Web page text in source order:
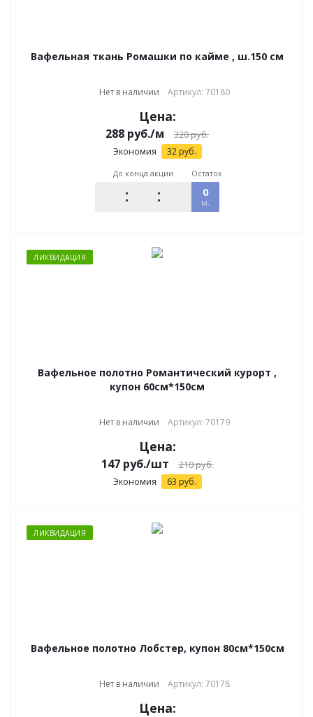
Вафельная ткань Ромашки по кайме , ш.150 см
Нет в наличии Артикул: 70180
Цена:
288 руб./м 320руб.
Экономия 32руб.
До конца акции Остаток
0
м.
ЛИКВИДАЦИЯ
Вафельное полотно Романтический курорт ,
купон 60см*150см
Нет в наличии Артикул: 70179
Цена:
147руб./шт 210руб.
Экономия 63 руб.
ЛИКВИДАЦИЯ
Вафельное полотно Лобстер, купон 80см*150см
Нет в наличии Артикул: 70178
Цена: